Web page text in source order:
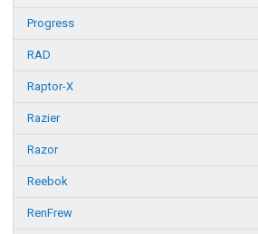
Progress
RAD
Raptor-X
Razier
Razor
Reebok
RenFrew